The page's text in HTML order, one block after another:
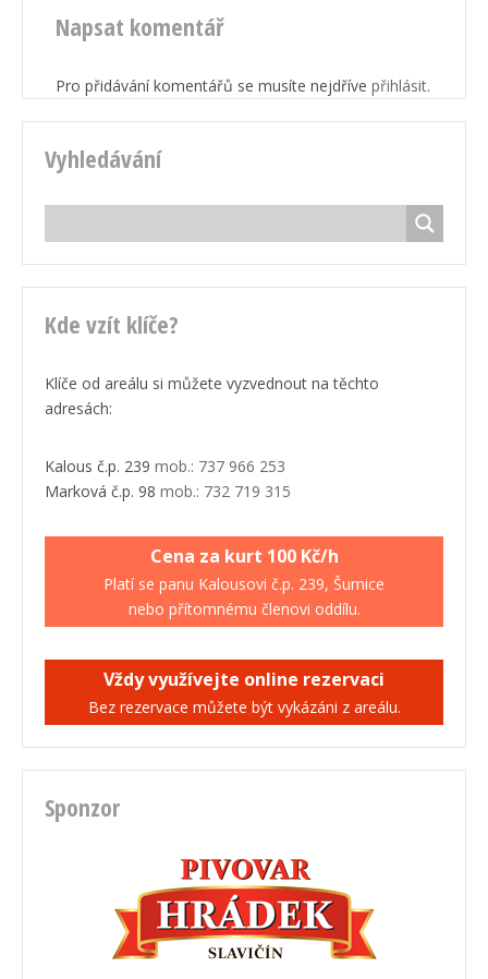
Napsat komentář
Pro přidávání komentářů se musíte nejdříve přihlásit.
Vyhledávání
Kde vzít klíče?
Klíče od areálu si můžete vyzvednout na těchto
adresách:
Kalous č.p. 239 mob.: 737 966 253
Marková č.p. 98 mob.: 732 719 315
Cena za kurt 100 Kč/h
Platí se panu Kalousovi č.p. 239, Šumice
nebo přítomnému členovi oddílu.
Vždy využívejte online rezervaci
Bez rezervace můžete být vykázáni z areálu.
Sponzor